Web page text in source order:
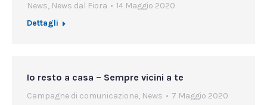
News, News dal Fiora
14 Maggio 2020
Dettagli
Io resto a casa – Sempre vicini a te
Campagne di comunicazione, News
7 Maggio 2020